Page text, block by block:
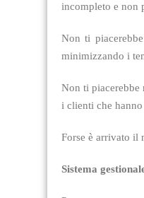
incompleto e non
Non ti
minimizzando i
Non ti piacerebbe
i clienti che
Forse è arrivato il
Sistema